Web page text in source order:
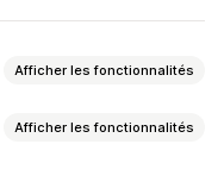
Afficher les fonctionnalités
Afficher les fonctionnalités